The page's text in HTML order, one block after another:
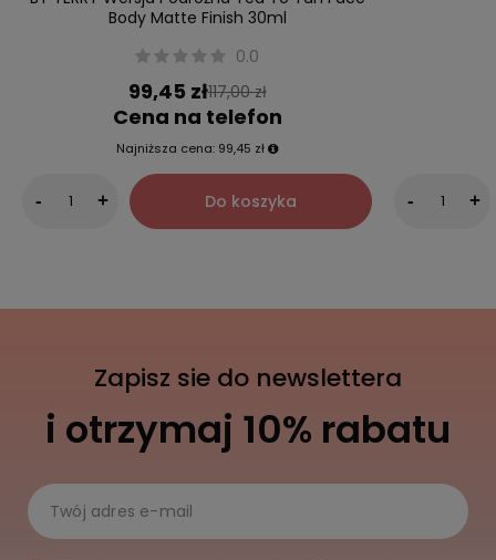
Body Matte Finish 30ml
0.0
99,45 zł117,00 zł
Cena na telefon
Najniższa cena: 99,45 zł
- + Do koszyka - +
Zapisz sie do newslettera
i otrzymaj 10% rabatu
Twój adres e-mail